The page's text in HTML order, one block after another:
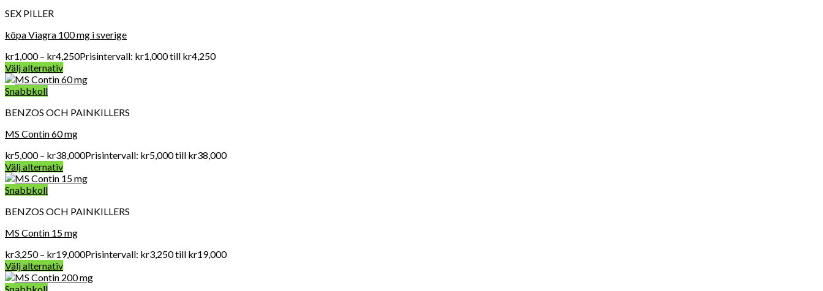
SEX PILLER
köpa Viagra 100 mg i sverige
kr1,000 – kr4,250Prisintervall: kr1,000 till kr4,250
Välj alternativ
Snabbkoll
BENZOS OCH PAINKILLERS
MS Contin 60 mg
kr5,000 – kr38,000Prisintervall: kr5,000 till kr38,000
Välj alternativ
Snabbkoll
BENZOS OCH PAINKILLERS
MS Contin 15 mg
kr3,250 – kr19,000Prisintervall: kr3,250 till kr19,000
Välj alternativ